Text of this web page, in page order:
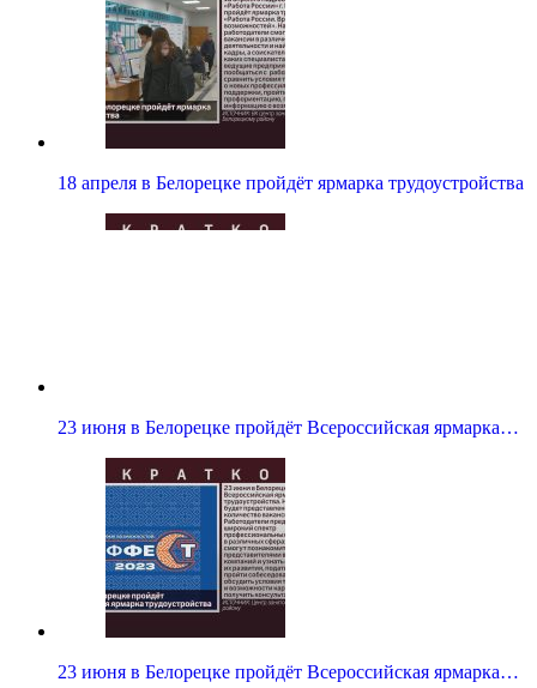
18 апреля в Белорецке пройдёт ярмарка трудоустройства
23 июня в Белорецке пройдёт Всероссийская ярмарка…
23 июня в Белорецке пройдёт Всероссийская ярмарка…